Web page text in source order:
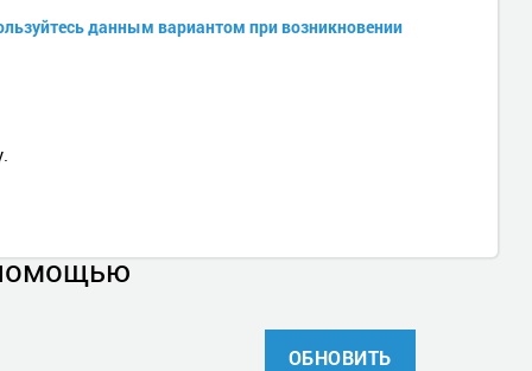
данным вариантом при возникновении
ОБНОВИТЬ